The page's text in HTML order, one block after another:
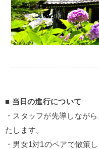
■ 当日の進行について
・スタッフが先導しなが
たします。
・男女1対1のペアで散策